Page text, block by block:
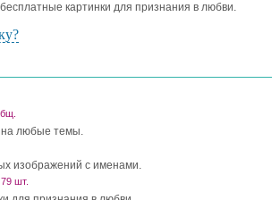
картинки для признания в любви.
на любые темы.
изображений с именами.
79 шт.